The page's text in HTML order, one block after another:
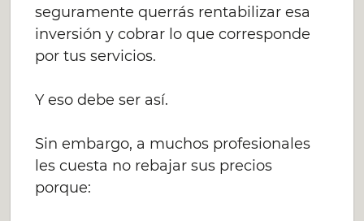
seguramente querrás rentabilizar esa
inversión y cobrar lo que corresponde
por tus servicios.
Y eso debe ser así.
Sin embargo, a muchos profesionales
les cuesta no rebajar sus precios
porque: